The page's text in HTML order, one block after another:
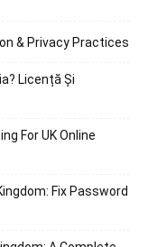
& Privacy Practices
Licență Și
For UK Online
Fix Password